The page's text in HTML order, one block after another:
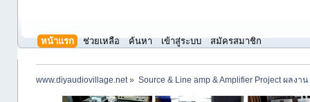
หน้าแรก ช่วยเหลือ ค้นหา เข้าสู่ระบบ สมัครสมาชิก
www.diyaudiovillage.net» Source & Line amp & Amplifier Project ผลงาน